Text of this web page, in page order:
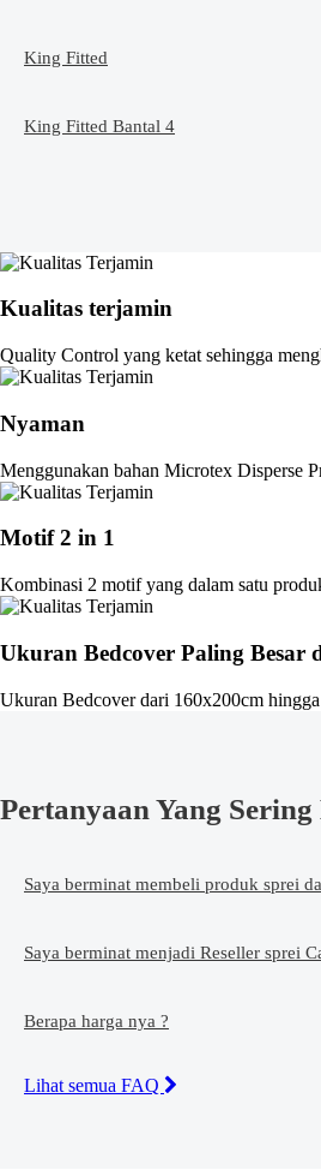
King Fitted
King Fitted Bantal 4
Kualitas terjamin
Quality Control yang ketat sehingga
Nyaman
Menggunakan bahan Microtex Disperse
Motif 2 in 1
Kombinasi 2 motif yang dalam satu
Ukuran Bedcover Paling Besar
Ukuran Bedcover dari 160x200cm
Pertanyaan Yang
Saya berminat membeli produk sprei
Saya berminat menjadi Reseller sprei
Berapa harga nya ?
Lihat semua FAQ